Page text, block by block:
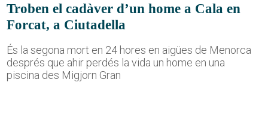
Troben el cadàver d’un home a Cala en
Forcat, a Ciutadella
És la segona mort en 24 hores en aigües de Menorca
després que ahir perdés la vida un home en una
piscina des Migjorn Gran